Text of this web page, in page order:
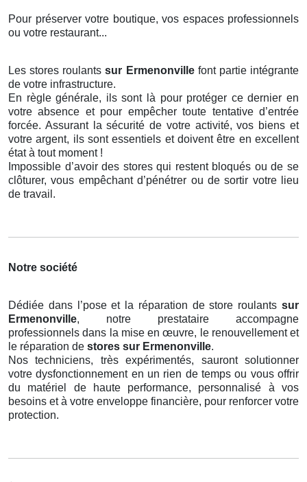
Pour préserver votre boutique, vos espaces professionnels
ou votre restaurant...
Les stores roulantssur Ermenonville font partie intégrante
de votre infrastructure.
En règle générale, ils sont là pour protéger ce dernier en
votre absence et pour empêcher toute tentative d’entrée
forcée. Assurant la sécurité de votre activité, vos biens et
votre argent, ils sont essentiels et doivent être en excellent
état à tout moment !
Impossible d’avoir des stores qui restent bloqués ou de se
clôturer, vous empêchant d’pénétrer ou de sortir votre lieu
de travail.
Notre société
Dédiée dans l’pose et la réparation de store roulants sur
Ermenonville, notre prestataire accompagne
professionnels dans la mise en œuvre, le renouvellement et
le réparation de stores sur Ermenonville.
Nos techniciens, très expérimentés, sauront solutionner
votre dysfonctionnement en un rien de temps ou vous offrir
du matériel de haute performance, personnalisé à vos
besoins et à votre enveloppe financière, pour renforcer votre
protection.